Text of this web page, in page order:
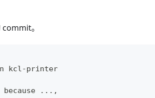
。
kcl-printer
because ...,